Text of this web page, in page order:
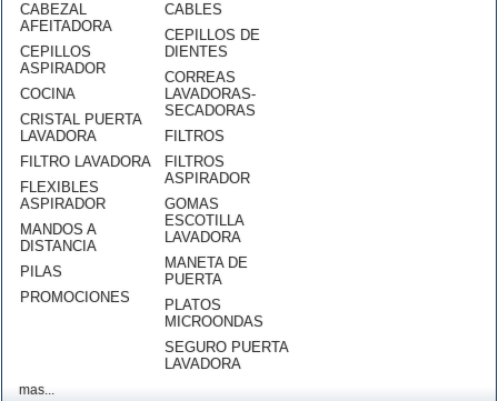
CABEZAL
AFEITADORA
CEPILLOS
ASPIRADOR
COCINA
CRISTAL PUERTA
LAVADORA
FILTRO LAVADORA
FLEXIBLES
ASPIRADOR
MANDOS A
DISTANCIA
PILAS
PROMOCIONES
CABLES
CEPILLOS DE
DIENTES
CORREAS
LAVADORAS-
SECADORAS
FILTROS
FILTROS
ASPIRADOR
GOMAS
ESCOTILLA
LAVADORA
MANETA DE
PUERTA
PLATOS
MICROONDAS
SEGURO PUERTA
LAVADORA
mas...